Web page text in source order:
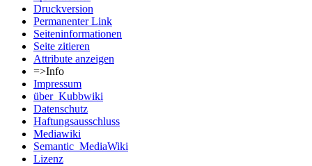
Druckversion
Permanenter Link
Seiten­informationen
Seite zitieren
Attribute anzeigen
=>Info
Impressum
über_Kubbwiki
Datenschutz
Haftungsausschluss
Mediawiki
Semantic_MediaWiki
Lizenz